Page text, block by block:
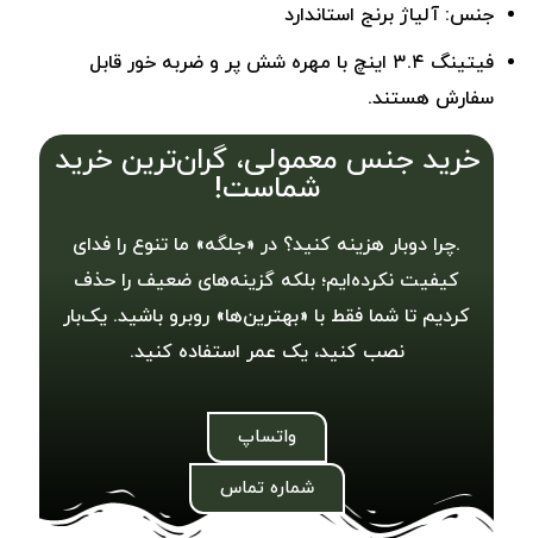
جنس: آلیاژ برنج استاندارد
فیتینگ‌ ۳.۴ اینچ با مهره شش پر و ضربه خور قابل
سفارش هستند.
خرید جنس معمولی، گران‌ترین خرید
شماست!
.چرا دوبار هزینه کنید؟ در «جلگه» ما تنوع را فدای
کیفیت نکرده‌ایم؛ بلکه گزینه‌های ضعیف را حذف
کردیم تا شما فقط با «بهترین‌ها» روبرو باشید. یک‌بار
نصب کنید، یک عمر استفاده کنید.
واتساپ
شماره تماس